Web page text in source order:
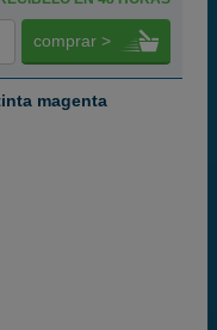
comprar >
magenta